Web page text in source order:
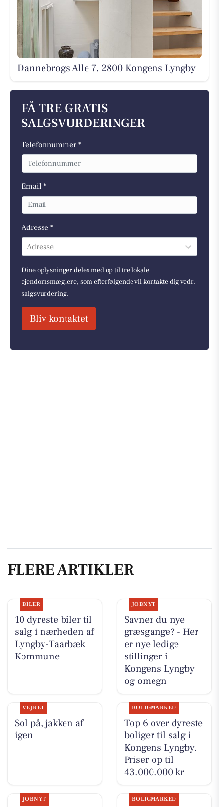
Dannebrogs Alle 7, 2800 Kongens Lyngby
FÅ TRE GRATIS
SALGSVURDERINGER
Telefonnummer *
Email *
Adresse *
Adresse
Dine oplysninger deles med op til tre lokale
ejendomsmæglere, som efterfølgende vil kontakte dig vedr.
salgsvurdering.
Bliv kontaktet
FLERE ARTIKLER
BILER
10 dyreste biler til
salg i nærheden af
Lyngby-Taarbæk
Kommune
JOBNYT
Savner du nye
græsgange? - Her
er nye ledige
stillinger i
Kongens Lyngby
og omegn
VEJRET
Sol på, jakken af
igen
BOLIGMARKED
Top 6 over dyreste
boliger til salg i
Kongens Lyngby.
Priser op til
43.000.000 kr
JOBNYT BOLIGMARKED